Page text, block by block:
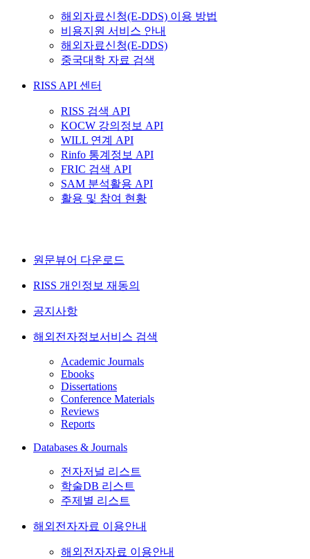
해외자료신청(E-DDS) 이용 방법
비용지원 서비스 안내
해외자료신청(E-DDS)
중국대학 자료 검색
RISS API 센터
RISS 검색 API
KOCW 강의정보 API
WILL 연계 API
Rinfo 통계정보 API
FRIC 검색 API
SAM 분석활용 API
활용 및 참여 현황
원문뷰어 다운로드
RISS 개인정보 재동의
공지사항
해외전자정보서비스 검색
Academic Journals
Ebooks
Dissertations
Conference Materials
Reviews
Reports
Databases & Journals
전자저널 리스트
학술DB 리스트
주제별 리스트
해외전자자료 이용안내
해외전자자료 이용안내